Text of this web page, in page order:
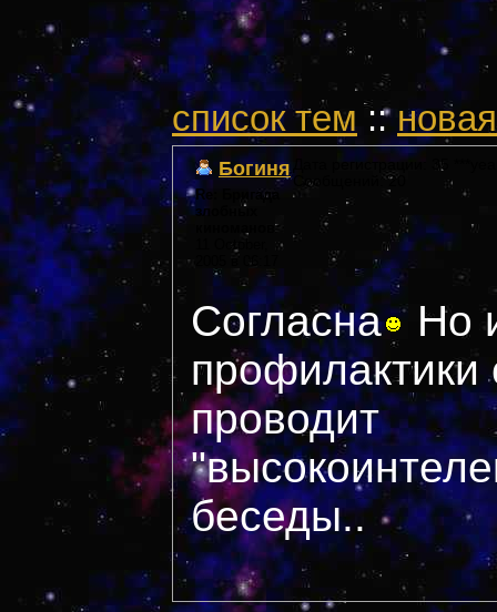
cписок тем ::
Богиня
Re: Бригада
злобных
Дата регистрации: 35
Сообщений: 20
Согласна Но
проводит
беседы..